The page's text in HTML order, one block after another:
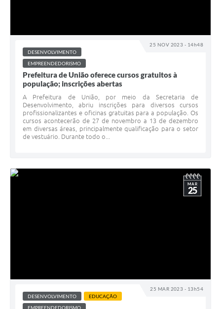
25 NOV 2023 - 14h48
DESENVOLVIMENTO
EMPREENDEDORISMO
Prefeitura de União oferece cursos gratuitos à
população; inscrições abertas
A Prefeitura de União, por meio da Secretaria de
Desenvolvimento, abriu inscrições para diversos cursos
profissionalizantes e oficinas gratuitas para a população. Os
cursos acontecerão de 27 de novembro a 13 de dezembro
em diversas áreas, principalmente qualificação para o setor
de vestuário. Durante todo o...
25 MAR 2023 - 13h54
MAR
25
DESENVOLVIMENTO
EDUCAÇÃO
EMPREENDEDORISMO